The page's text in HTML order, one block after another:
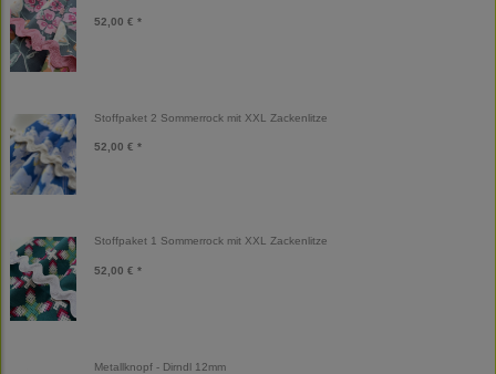
52,00 € *
Stoffpaket 2 Sommerrock mit XXL Zackenlitze
52,00 € *
Stoffpaket 1 Sommerrock mit XXL Zackenlitze
52,00 € *
Metallknopf - Dirndl 12mm